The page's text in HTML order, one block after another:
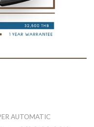
AUTOMATIC